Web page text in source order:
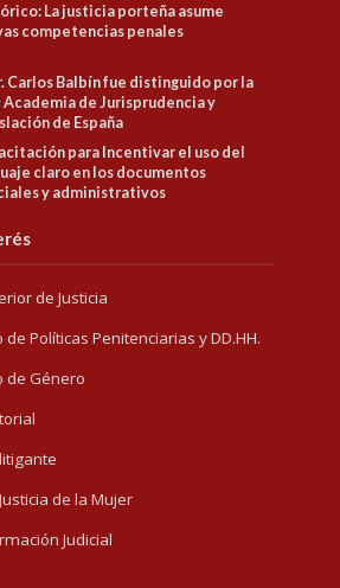
La justicia porteña asume
competencias penales
Carlos Balbín fue distinguido por la
Academia de Jurisprudencia y
de España
para Incentivar el uso del
claro en los documentos
y administrativos
de Justicia
Políticas Penitenciarias y DD.HH.
de Género
de la Mujer
Judicial